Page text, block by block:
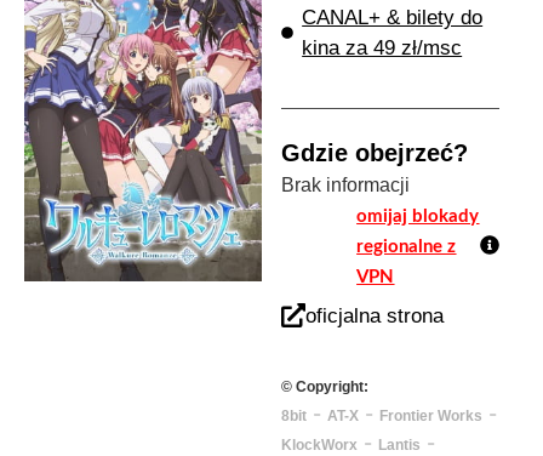
CANAL+ & bilety do
kina za 49 zł/msc
Gdzie obejrzeć?
Brak informacji
omijaj blokady
regionalne z
VPN
oficjalna strona
© Copyright:
8bit- AT-X- Frontier Works -
KlockWorx - Lantis -